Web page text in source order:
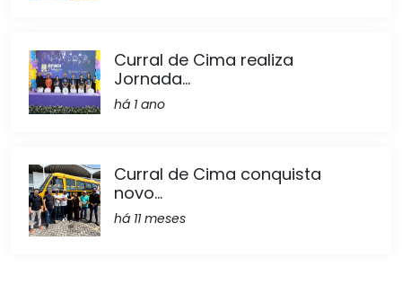
Curral de Cima realiza
Jornada...
há 1 ano
Curral de Cima conquista
novo...
há 11 meses